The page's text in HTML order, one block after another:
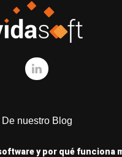
De nuestro Blog
y por qué funciona